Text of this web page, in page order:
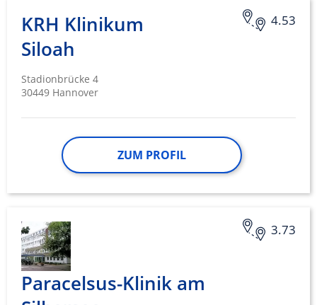
4.53
KRH Klinikum
Siloah
Stadionbrücke 4
30449 Hannover
ZUM PROFIL
3.73
Paracelsus-Klinik am